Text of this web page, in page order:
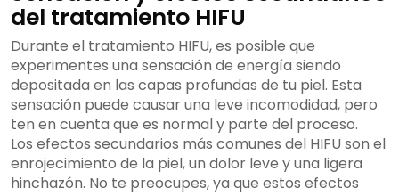
del tratamiento HIFU
Durante el tratamiento HIFU, es posible que
experimentes una sensación de energía siendo
depositada en las capas profundas de tu piel. Esta
sensación puede causar una leve incomodidad, pero
ten en cuenta que es normal y parte del proceso.
Los efectos secundarios más comunes del HIFU son el
enrojecimiento de la piel, un dolor leve y una ligera
hinchazón. No te preocupes, ya que estos efectos